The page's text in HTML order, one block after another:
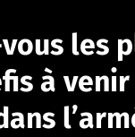
les
à